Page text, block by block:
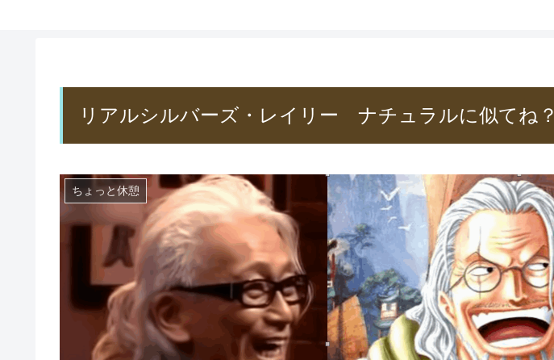
リアルシルバーズ・レイリー ナチュラルに似てね？
ちょっと休憩